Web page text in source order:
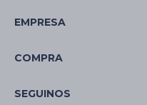
EMPRESA
COMPRA
SEGUINOS